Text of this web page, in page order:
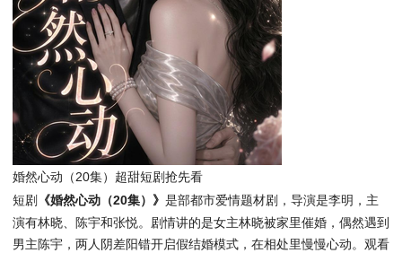
婚然心动（20集）超甜短剧抢先看
短剧
《婚然心动（20集）》 是部都市爱情题材剧，导演是李明，主
演有林晓、陈宇和张悦。剧情讲的是女主林晓被家里催婚，偶然遇到
男主陈宇，两人阴差阳错开启假结婚模式，在相处里慢慢心动。观看